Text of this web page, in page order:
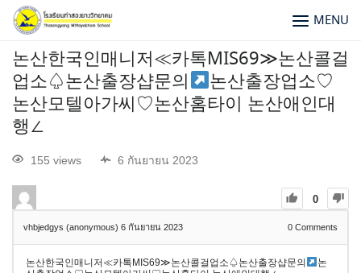
MENU
논산한국인매니저≪카톡MIS69≫논산콜걸
업소♤논산출장샵문의
논산출장업소♡
논산모텔아가씨♡논산홈타이 논산애인대
행∠
155 views 6 กันยายน 2023
0
vhbjedgys (anonymous) 6 กันยายน 2023 0 Comments
논산한국인매니저≪카톡MIS69≫논산콜걸업소♤논산출장샵문의
논